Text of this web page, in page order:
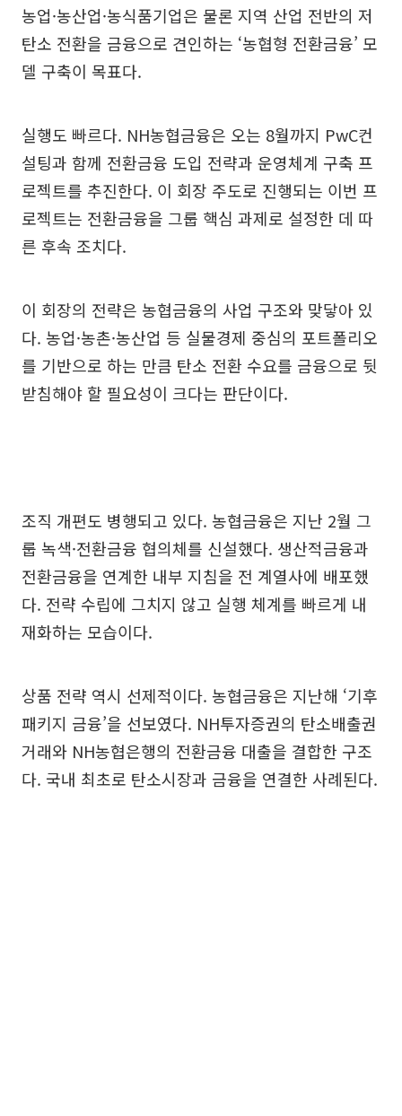
농업·농산업·농식품기업은 물론 지역 산업 전반의 저
탄소 전환을 금융으로 견인하는 ‘농협형 전환금융’ 모
델 구축이 목표다.
실행도 빠르다. NH농협금융은 오는 8월까지 PwC컨
설팅과 함께 전환금융 도입 전략과 운영체계 구축 프
로젝트를 추진한다. 이 회장 주도로 진행되는 이번 프
로젝트는 전환금융을 그룹 핵심 과제로 설정한 데 따
른 후속 조치다.
이 회장의 전략은 농협금융의 사업 구조와 맞닿아 있
다. 농업·농촌·농산업 등 실물경제 중심의 포트폴리오
를 기반으로 하는 만큼 탄소 전환 수요를 금융으로 뒷
받침해야 할 필요성이 크다는 판단이다.
조직 개편도 병행되고 있다. 농협금융은 지난 2월 그
룹 녹색·전환금융 협의체를 신설했다. 생산적금융과
전환금융을 연계한 내부 지침을 전 계열사에 배포했
다. 전략 수립에 그치지 않고 실행 체계를 빠르게 내
재화하는 모습이다.
상품 전략 역시 선제적이다. 농협금융은 지난해 ‘기후
패키지 금융’을 선보였다. NH투자증권의 탄소배출권
거래와 NH농협은행의 전환금융 대출을 결합한 구조
다. 국내 최초로 탄소시장과 금융을 연결한 사례된다.